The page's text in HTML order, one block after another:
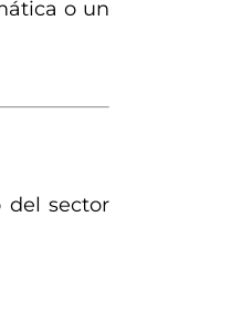
o un
del sector